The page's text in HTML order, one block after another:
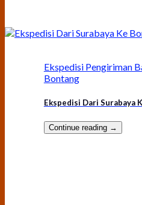
Ekspedisi Pengiriman
Bontang
Ekspedisi Dari Surabaya
Continue reading →